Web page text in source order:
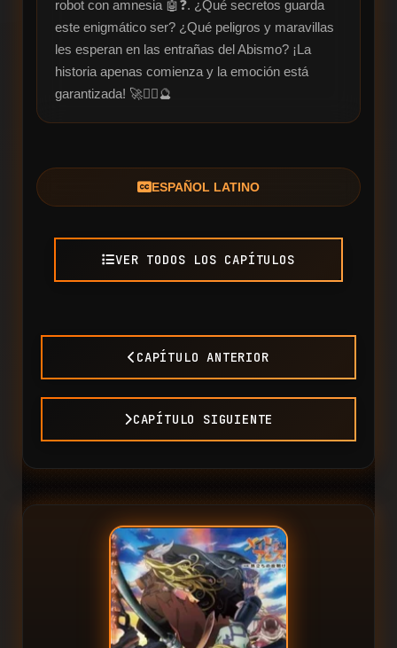
robot con amnesia 🤖❓. ¿Qué secretos guarda
este enigmático ser? ¿Qué peligros y maravillas
les esperan en las entrañas del Abismo? ¡La
historia apenas comienza y la emoción está
garantizada! 🚀🧗‍♀️🔮
ESPAÑOL LATINO
VER TODOS LOS CAPÍTULOS
CAPÍTULO ANTERIOR
CAPÍTULO SIGUIENTE